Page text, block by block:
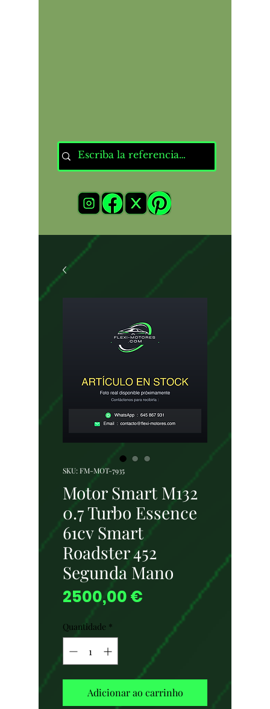
SKU: FM-MOT-7935
Motor Smart M132
0.7 Turbo Essence
61cv Smart
Roadster 452
Segunda Mano
2500,00 €
Quantidade *
Adicionar ao carrinho